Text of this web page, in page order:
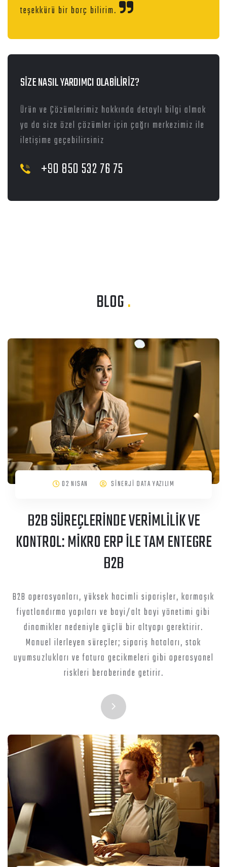
teşekkürü bir borç bilirim.
SİZE NASIL YARDIMCI OLABİLİRİZ?
Ürün ve Çözümlerimiz hakkında detaylı bilgi almak
ya da size özel çözümler için çağrı merkezimiz ile
iletişime geçebilirsiniz
+90 850 532 76 75
BLOG.
02 NISAN SİNERJİ DATA YAZILIM
B2B SÜREÇLERİNDE VERİMLİLİK VE
KONTROL: MİKRO ERP İLE TAM ENTEGRE
B2B
B2B operasyonları, yüksek hacimli siparişler, karmaşık
fiyatlandırma yapıları ve bayi/alt bayi yönetimi gibi
dinamikler nedeniyle güçlü bir altyapı gerektirir.
Manuel ilerleyen süreçler; sipariş hataları, stok
uyumsuzlukları ve fatura gecikmeleri gibi operasyonel
riskleri beraberinde getirir.